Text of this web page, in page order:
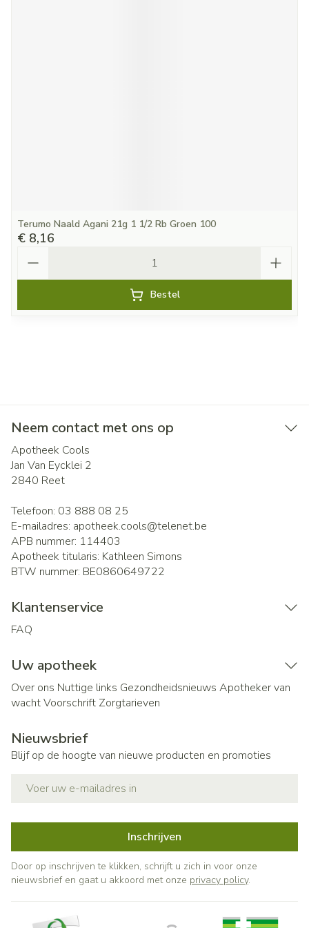
Terumo Naald Agani 21g 1 1/2 Rb Groen 100
€ 8,16
Bestel
Neem contact met ons op
Apotheek Cools
Jan Van Eycklei 2
2840 Reet
Telefoon: 03 888 08 25
E-mailadres: apotheek.cools@telenet.be
APB nummer: 114403
Apotheek titularis: Kathleen Simons
BTW nummer: BE0860649722
Klantenservice
FAQ
Uw apotheek
Over ons Nuttige links Gezondheidsnieuws Apotheker van
wachtVoorschrift Zorgtarieven
Nieuwsbrief
Blijf op de hoogte van nieuwe producten en promoties
Inschrijven
Door op inschrijven te klikken, schrijft u zich in voor onze
nieuwsbrief en gaat u akkoord met onze privacy policy.